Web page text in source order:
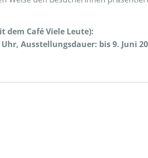
dem Café Viele Leute):
Ausstellungsdauer: bis 9. Juni